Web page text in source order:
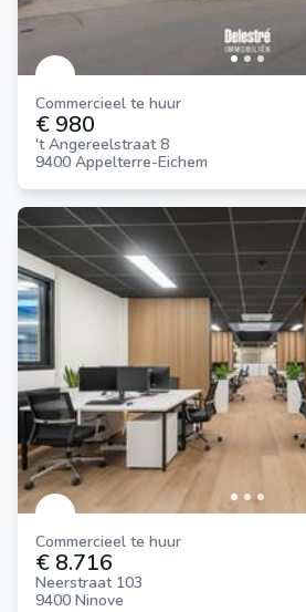
Commercieel te huur
€ 980
't Angereelstraat 8
9400 Appelterre-Eichem
Commercieel te huur
€ 8.716
Neerstraat 103
9400 Ninove